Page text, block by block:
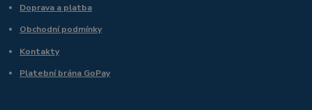
Doprava a platba
Obchodní podmínky
Kontakty
Platební brána GoPay